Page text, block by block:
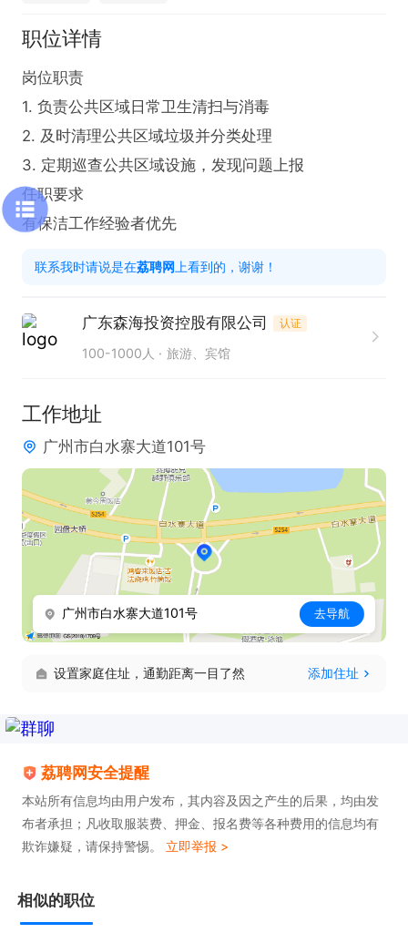
职位详情
岗位职责
1. 负责公共区域日常卫生清扫与消毒
2. 及时清理公共区域垃圾并分类处理
3. 定期巡查公共区域设施，发现问题上报
任职要求
有保洁工作经验者优先
联系我时请说是在荔聘网 上看到的，谢谢！
广东森海投资控股有限公司 认证
100-1000人 旅游、宾馆
工作地址
广州市白水寨大道101号
广州市白水寨大道101号 去导航
设置家庭住址，通勤距离一目了然 添加住址
荔聘网安全提醒
本站所有信息均由用户发布，其内容及因之产生的后果，均由发
布者承担；凡收取服装费、押金、报名费等各种费用的信息均有
欺诈嫌疑，请保持警惕。 立即举报 >
相似的职位